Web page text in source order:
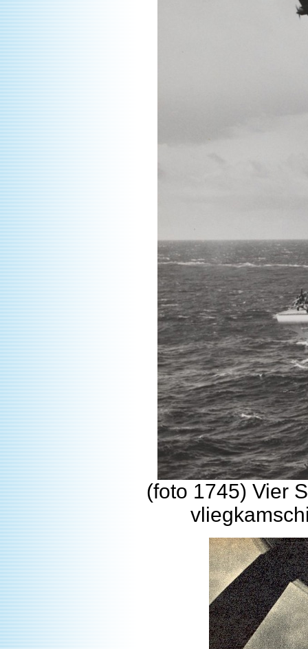
(foto 1745) Vier